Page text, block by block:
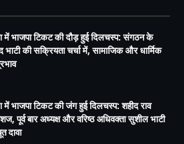
में भाजपा टिकट की दौड़ हुई दिलचस्प: संगठन के
की सक्रियता चर्चा में, सामाजिक और धार्मिक
में भाजपा टिकट की जंग हुई दिलचस्प: शहीद राव
पूर्व बार अध्यक्ष और वरिष्ठ अधिवक्ता सुशील भाटी
दावा